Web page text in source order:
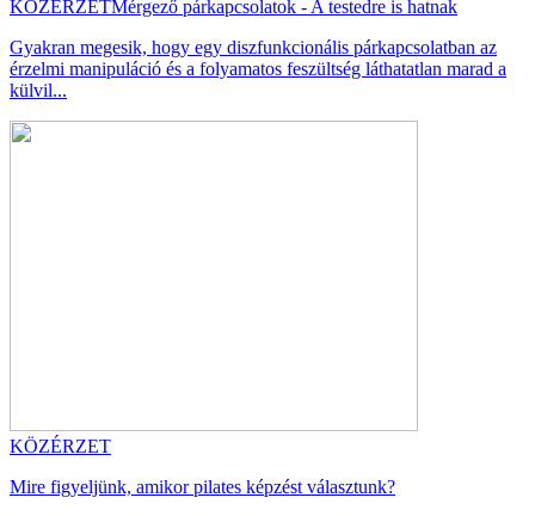
KÖZÉRZETMérgező párkapcsolatok - A testedre is hatnak
Gyakran megesik, hogy egy diszfunkcionális párkapcsolatban az
érzelmi manipuláció és a folyamatos feszültség láthatatlan marad a
külvil...
KÖZÉRZET
Mire figyeljünk, amikor pilates képzést választunk?